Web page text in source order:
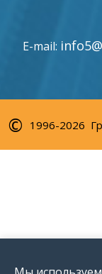
E-mail:
© 1996-2026